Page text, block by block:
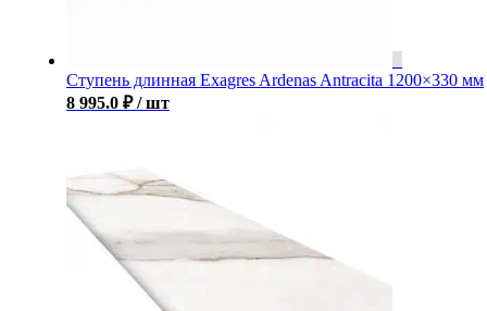
Ступень длинная Exagres Ardenas Antracita 1200×330 мм
8 995.0 ₽ / шт